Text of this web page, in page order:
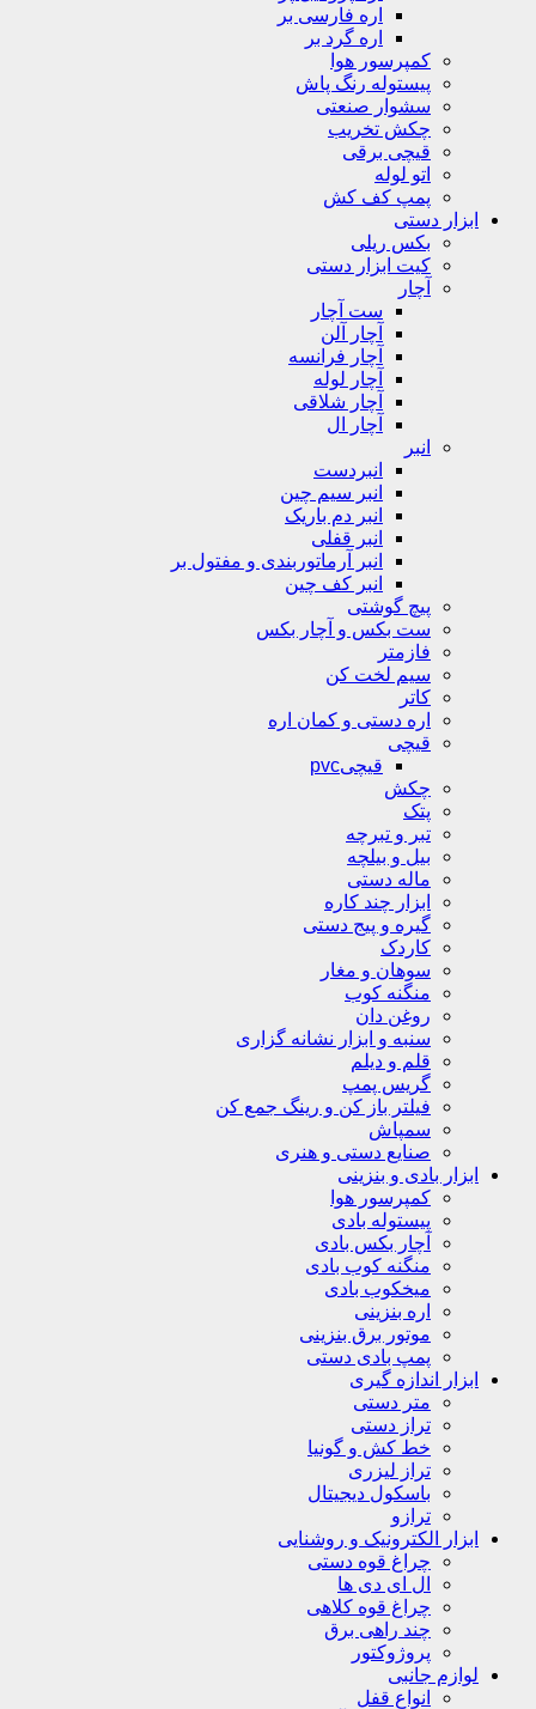
اره فارسی بر
اره گرد بر
کمپرسور هوا
پیستوله رنگ پاش
سشوار صنعتی
چکش تخریب
قیچی برقی
اتو لوله
پمپ کف کش
ابزار دستی
بکس ریلی
کیت ابزار دستی
آچار
ست آچار
آچار آلن
آچار فرانسه
آچار لوله
آچار شلاقی
آچار ال
انبر
انبردست
انبر سیم چین
انبر دم باریک
انبر قفلی
انبر آرماتوربندی و مفتول بر
انبر کف چین
پیچ گوشتی
ست بکس و آچار بکس
فازمتر
سیم لخت کن
کاتر
اره دستی و کمان اره
قیچی
قیچیpvc
چکش
پتک
تبر و تبرچه
بیل و بیلچه
ماله دستی
ابزار چند کاره
گیره و پیج دستی
کاردک
سوهان و مغار
منگنه کوب
روغن دان
سنبه و ابزار نشانه گزاری
قلم و دیلم
گریس پمپ
فیلتر باز کن و رینگ جمع کن
سمپاش
صنایع دستی و هنری
ابزار بادی و بنزینی
کمپرسور هوا
پیستوله بادی
آچار بکس بادی
منگنه کوب بادی
میخکوب بادی
اره بنزینی
موتور برق بنزینی
پمپ بادی دستی
ابزار اندازه گیری
متر دستی
تراز دستی
خط کش و گونیا
تراز لیزری
باسکول دیجیتال
ترازو
ابزار الکترونیک و روشنایی
چراغ قوه دستی
ال ای دی ها
چراغ قوه کلاهی
چند راهی برق
پروژوکتور
لوازم جانبی
انواع قفل